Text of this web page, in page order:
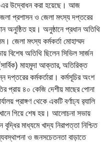
এর উদ্বোধন করা হয়েছে। আজ
প্রশাসন ও জেলা মৎস্য দপ্তরের
হয়। অনুষ্ঠানে প্রধান অতিথি
জেলা মৎস্য কর্মকর্তা মোহাম্মদ
অতিথি ছিলেন সিভিল সার্জন
মাহমুদা আক্তার, অতিরিক্ত
দপ্তরের কর্মকর্তারা। কর্মসূচির অংশ
প্রায় ৪০ কেজি দেশীয় মাছের পোনা
প্রাঙ্গণ থেকে একটি বর্ণাঢ্য র‌্যালি
গিয়ে শেষ হয়। আলোচনা সভায়
মাধ্যমে খাদ্য নিরাপত্তা নিশ্চিত
ও জনসচেতনতা বাড়াতে